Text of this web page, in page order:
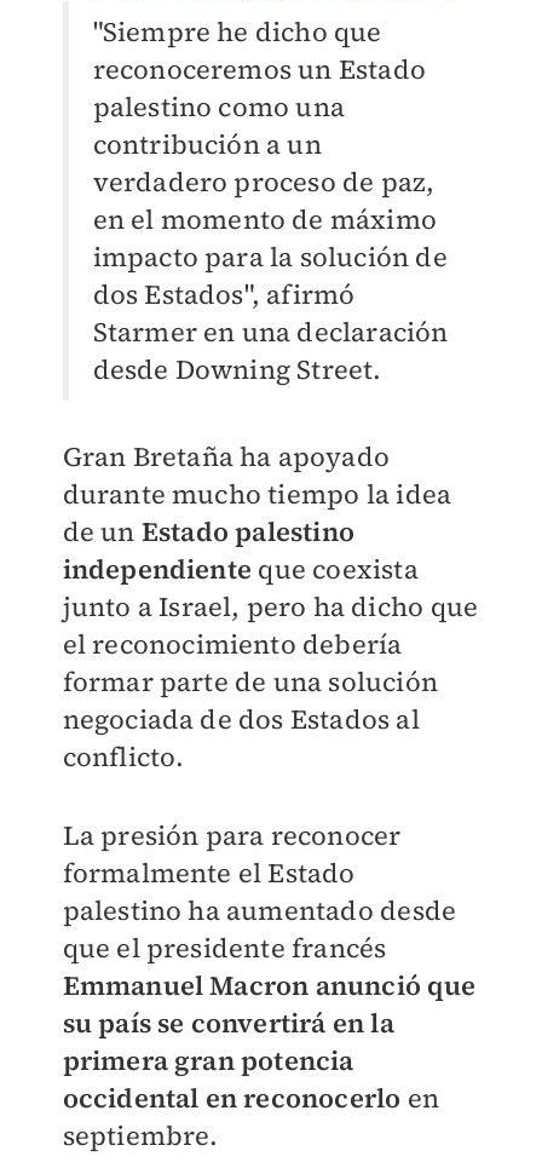
"Siempre he dicho que
reconoceremos un Estado
palestino como una
contribución a un
verdadero proceso de paz,
en el momento de máximo
impacto para la solución de
dos Estados", afirmó
Starmer en una declaración
desde Downing Street.
Gran Bretaña ha apoyado
durante mucho tiempo la idea
de un Estado palestino
independiente que coexista
junto a Israel, pero ha dicho que
el reconocimiento debería
formar parte de una solución
negociada de dos Estados al
conflicto.
La presión para reconocer
formalmente el Estado
palestino ha aumentado desde
que el presidente francés
Emmanuel Macron anunció que
su país se convertirá en la
primera gran potencia
occidental en reconocerlo en
septiembre.